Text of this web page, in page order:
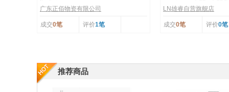
广东正佰物资有限公司
成交0笔 评价1笔
（铁）
LN雄睿自营旗舰店
成交0笔 评价0笔
推荐商品